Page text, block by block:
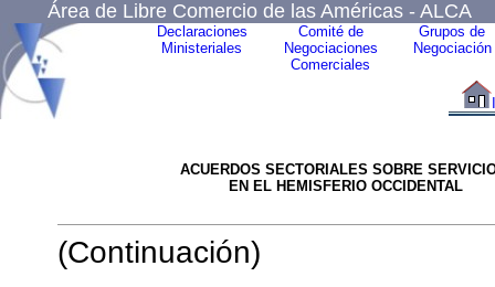
Área de Libre Comercio de las Américas - ALCA
Declaraciones
Ministeriales
Comité de
Negociaciones
Comerciales
Grupos de
Negociación
ACUERDOS SECTORIALES SOBRE
EN EL HEMISFERIO OCCIDENTAL
(Continuación)